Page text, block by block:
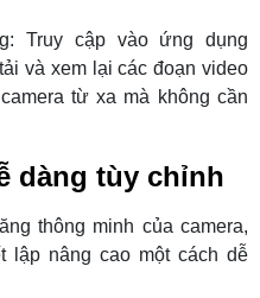
Truy cập vào ứng dụng
và xem lại các đoạn video
từ xa mà không cần
dàng tùy chỉnh
thông minh của camera,
lập nâng cao một cách dễ